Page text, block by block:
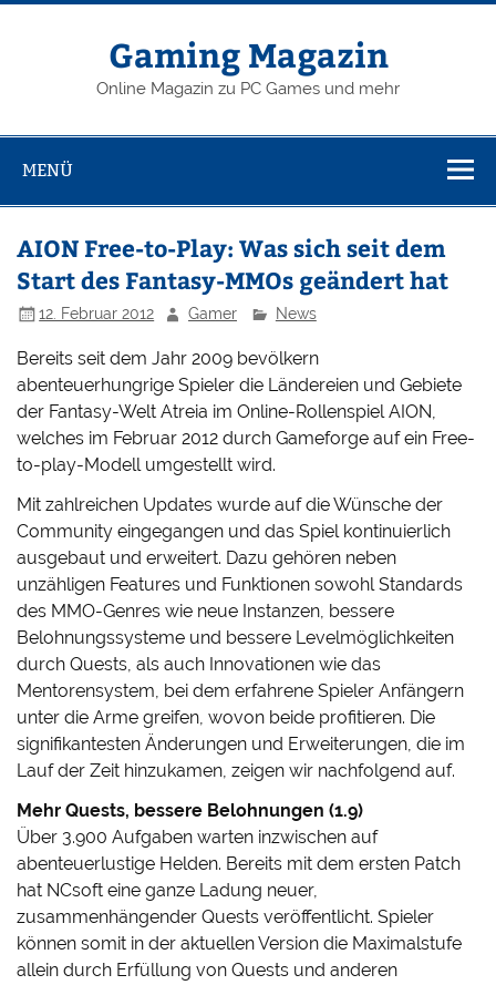
Zum
Gaming Magazin
Online Magazin zu PC Games und mehr
MENÜ
AION Free-to-Play: Was sich seit dem
Start des Fantasy-MMOs geändert hat
12. Februar 2012 Gamer News
Bereits seit dem Jahr 2009 bevölkern
abenteuerhungrige Spieler die Ländereien und Gebiete
der Fantasy-Welt Atreia im Online-Rollenspiel AION,
welches im Februar 2012 durch Gameforge auf ein Free-
to-play-Modell umgestellt wird.
Mit zahlreichen Updates wurde auf die Wünsche der
Community eingegangen und das Spiel kontinuierlich
ausgebaut und erweitert. Dazu gehören neben
unzähligen Features und Funktionen sowohl Standards
des MMO-Genres wie neue Instanzen, bessere
Belohnungssysteme und bessere Levelmöglichkeiten
durch Quests, als auch Innovationen wie das
Mentorensystem, bei dem erfahrene Spieler Anfängern
unter die Arme greifen, wovon beide profitieren. Die
signifikantesten Änderungen und Erweiterungen, die im
Lauf der Zeit hinzukamen, zeigen wir nachfolgend auf.
Mehr Quests, bessere Belohnungen (1.9)
Über 3.900 Aufgaben warten inzwischen auf
abenteuerlustige Helden. Bereits mit dem ersten Patch
hat NCsoft eine ganze Ladung neuer,
zusammenhängender Quests veröffentlicht. Spieler
können somit in der aktuellen Version die Maximalstufe
allein durch Erfüllung von Quests und anderen